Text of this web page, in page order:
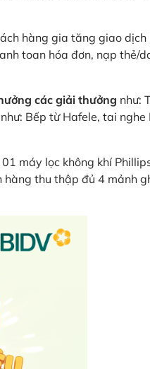
hàng gia tăng giao dịch
toan hóa đơn, nạp thẻ/
các giải thưởng như:
Bếp từ Hafele, tai nghe
máy lọc không khí
thu thập đủ 4 mảnh